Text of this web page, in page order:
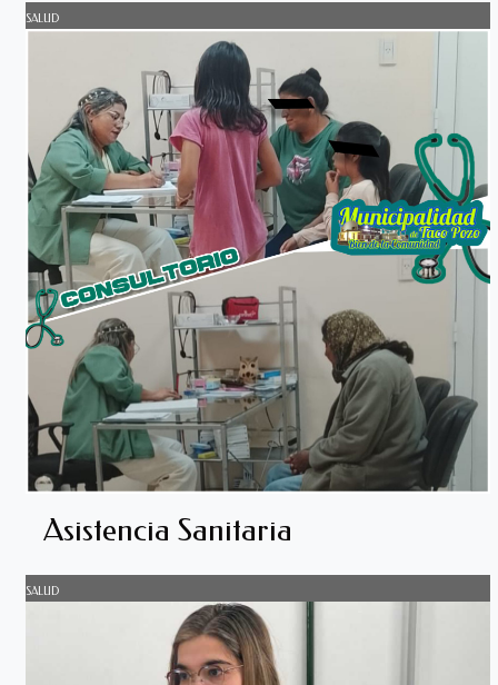
SALUD
Asistencia Sanitaria
SALUD